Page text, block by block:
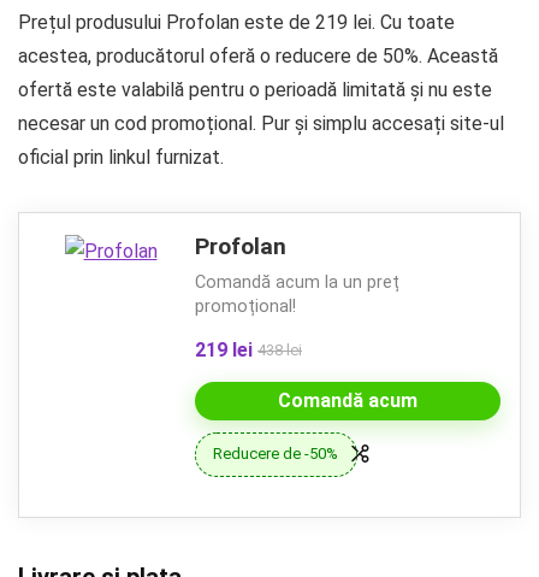
Prețul produsului Profolan este de 219 lei. Cu toate
acestea, producătorul oferă o reducere de 50%. Această
ofertă este valabilă pentru o perioadă limitată și nu este
necesar un cod promoțional. Pur și simplu accesați site-ul
oficial prin linkul furnizat.
Profolan
Comandă acum la un preț
promoțional!
219 lei 438 lei
Comandă acum
Reducere de -50%